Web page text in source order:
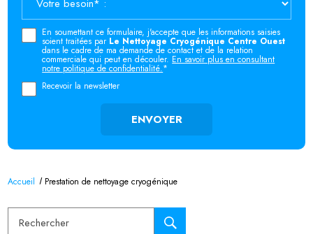
En soumettant ce formulaire, j'accepte que les informations saisies
soient traitées par Le Nettoyage Cryogénique Centre Ouest
dans le cadre de ma demande de contact et de la relation
commerciale qui peut en découler. En savoir plus en consultant
notre politique de confidentialité.*
Recevoir la newsletter
Accueil Prestation de nettoyage cryogénique
Rechercher